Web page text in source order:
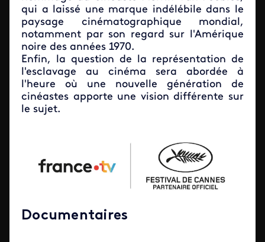
qui a laissé une marque indélébile dans le
paysage cinématographique mondial,
notamment par son regard sur l'Amérique
noire des années 1970.
Enfin, la question de la représentation de
l'esclavage au cinéma sera abordée à
l'heure où une nouvelle génération de
cinéastes apporte une vision différente sur
le sujet.
Documentaires